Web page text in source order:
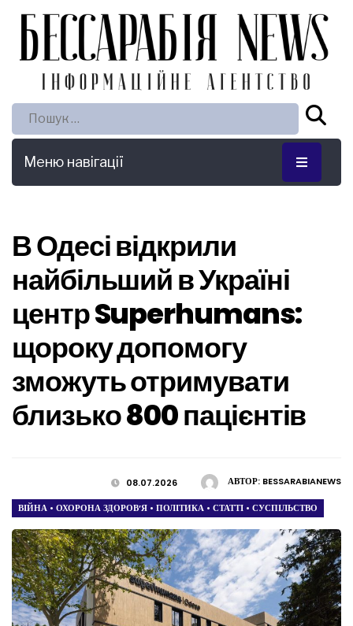
Пошук:
Меню навігації
В Одесі відкрили
найбільший в Україні
центр Superhumans:
щороку допомогу
зможуть отримувати
близько 800 пацієнтів
АВТОР: BESSARABIANEWS
08.07.2026
ВІЙНА • ОХОРОНА ЗДОРОВ’Я • ПОЛІТИКА • СТАТТІ • СУСПІЛЬСТВО